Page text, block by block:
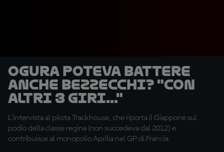
Ogura poteva battere
anche Bezzecchi? "Con
altri 3 giri..."
L'intervista al pilota Trackhouse, che riporta il Giappone sul
podio della classe regina (non succedeva dal 2012) e
contribuisce al monopolio Aprilia nel GP di Francia